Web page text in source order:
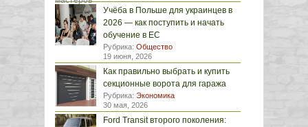
Учёба в Польше для украинцев в
2026 — как поступить и начать
обучение в ЕС
Рубрика: Общество
19 июня, 2026
Как правильно выбрать и купить
секционные ворота для гаража
Рубрика: Экономика
30 мая, 2026
Ford Transit второго поколения: